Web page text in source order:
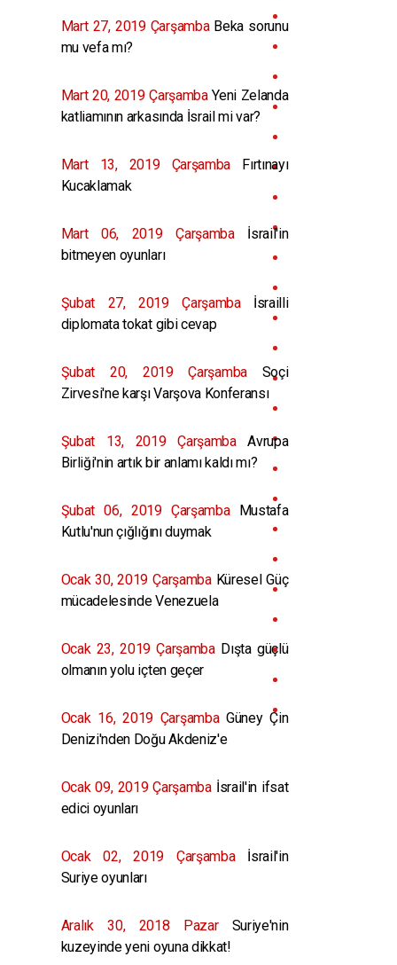
Mart 27, 2019 ÇarşambaBeka sorunu
mu vefa mı?
Mart 20, 2019 ÇarşambaYeni Zelanda
katliamının arkasında İsrail mi var?
Mart 13, 2019 Çarşamba Fırtınayı
Kucaklamak
Mart 06, 2019 Çarşambaİsrail'in
bitmeyen oyunları
Şubat 27, 2019 Çarşambaİsrailli
diplomata tokat gibi cevap
Şubat 20, 2019 ÇarşambaSoçi
Zirvesi'ne karşı Varşova Konferansı
Şubat 13, 2019 ÇarşambaAvrupa
Birliği'nin artık bir anlamı kaldı mı?
Şubat 06, 2019 ÇarşambaMustafa
Kutlu'nun çığlığını duymak
Ocak 30, 2019 ÇarşambaKüresel Güç
mücadelesinde Venezuela
Ocak 23, 2019 ÇarşambaDışta güçlü
olmanın yolu içten geçer
Ocak 16, 2019 ÇarşambaGüney Çin
Denizi'nden Doğu Akdeniz'e
Ocak 09, 2019 Çarşambaİsrail'in ifsat
edici oyunları
Ocak 02, 2019 Çarşambaİsrail'in
Suriye oyunları
Aralık 30, 2018 PazarSuriye'nin
kuzeyinde yeni oyuna dikkat!